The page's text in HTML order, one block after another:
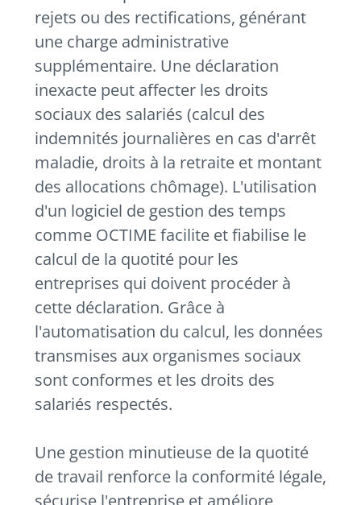
rejets ou des rectifications, générant
une charge administrative
supplémentaire. Une déclaration
inexacte peut affecter les droits
sociaux des salariés (calcul des
indemnités journalières en cas d'arrêt
maladie, droits à la retraite et montant
des allocations chômage). L'utilisation
d'un logiciel de gestion des temps
comme OCTIME facilite et fiabilise le
calcul de la quotité pour les
entreprises qui doivent procéder à
cette déclaration. Grâce à
l'automatisation du calcul, les données
transmises aux organismes sociaux
sont conformes et les droits des
salariés respectés.
Une gestion minutieuse de la quotité
de travail renforce la conformité légale,
sécurise l'entreprise et améliore